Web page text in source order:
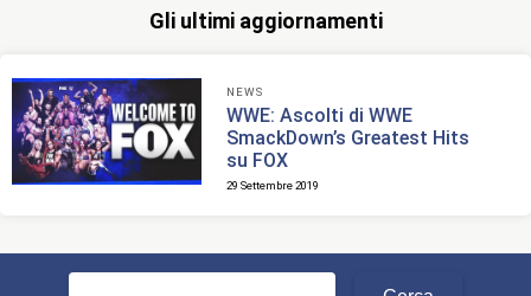
Gli ultimi aggiornamenti
NEWS
WWE: Ascolti di WWE
SmackDown’s Greatest Hits
su FOX
29 Settembre 2019
Ricerca